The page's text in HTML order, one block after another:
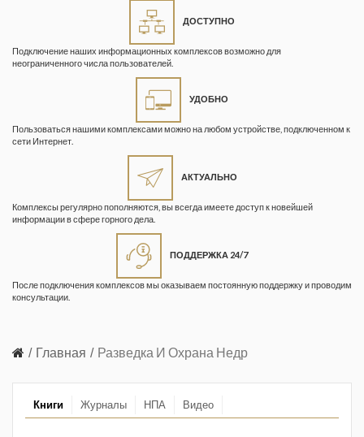
ДОСТУПНО
Подключение наших информационных комплексов возможно для
неограниченного числа пользователей.
УДОБНО
Пользоваться нашими комплексами можно на любом устройстве, подключенном к
сети Интернет.
АКТУАЛЬНО
Комплексы регулярно пополняются, вы всегда имеете доступ к новейшей
информации в сфере горного дела.
ПОДДЕРЖКА 24/7
После подключения комплексов мы оказываем постоянную поддержку и проводим
консультации.
Главная Разведка И Охрана Недр
Книги Журналы НПА Видео
Геопрофи
Горнопромышленные ведомости
Кузбасса. Информационный
безопасность»
Информационный бюллетень
атомному надзору
Маркшейдерия и недропользование